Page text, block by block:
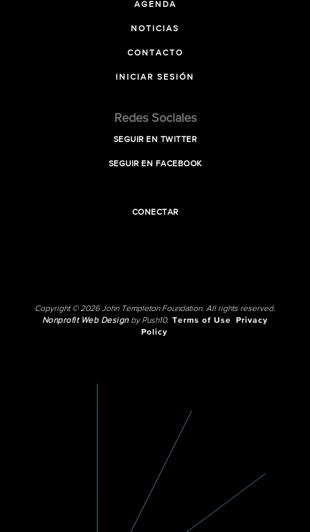
AGENDA
NOTICIAS
CONTACTO
INICIAR SESIÓN
Redes Sociales
SEGUIR EN TWITTER
SEGUIR EN FACEBOOK
CONECTAR
Copyright © 2026 John Templeton Foundation. All rights reserved.
Nonprofit Web Designby Push10. Terms of Use
Privacy
Policy